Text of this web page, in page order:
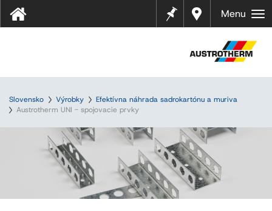
Najbliž
Pozná
mky
Menu
Slovensko Výrobky
Efektívna náhrada sadrokartónu a muriva
Austrotherm UNI - spojovacie prvky